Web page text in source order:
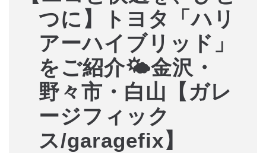
つに】トヨタ「ハリ
アーハイブリッド」
をご紹介🌤️金沢・
野々市・白山【ガレ
ージフィック
ス/garagefix】